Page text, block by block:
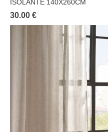
ISOLANTE 140X260CM
30.00 €